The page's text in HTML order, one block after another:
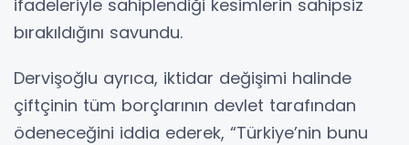
ifadeleriyle sahiplendiği kesimlerin sahipsiz
bırakıldığını savundu.
Dervişoğlu ayrıca, iktidar değişimi halinde
çiftçinin tüm borçlarının devlet tarafından
ödeneceğini iddia ederek, “Türkiye’nin bunu